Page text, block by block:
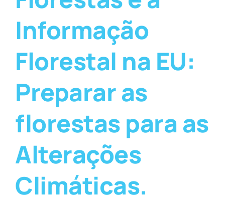
Informação
Florestal na EU:
Preparar as
florestas para as
Alterações
Climáticas.